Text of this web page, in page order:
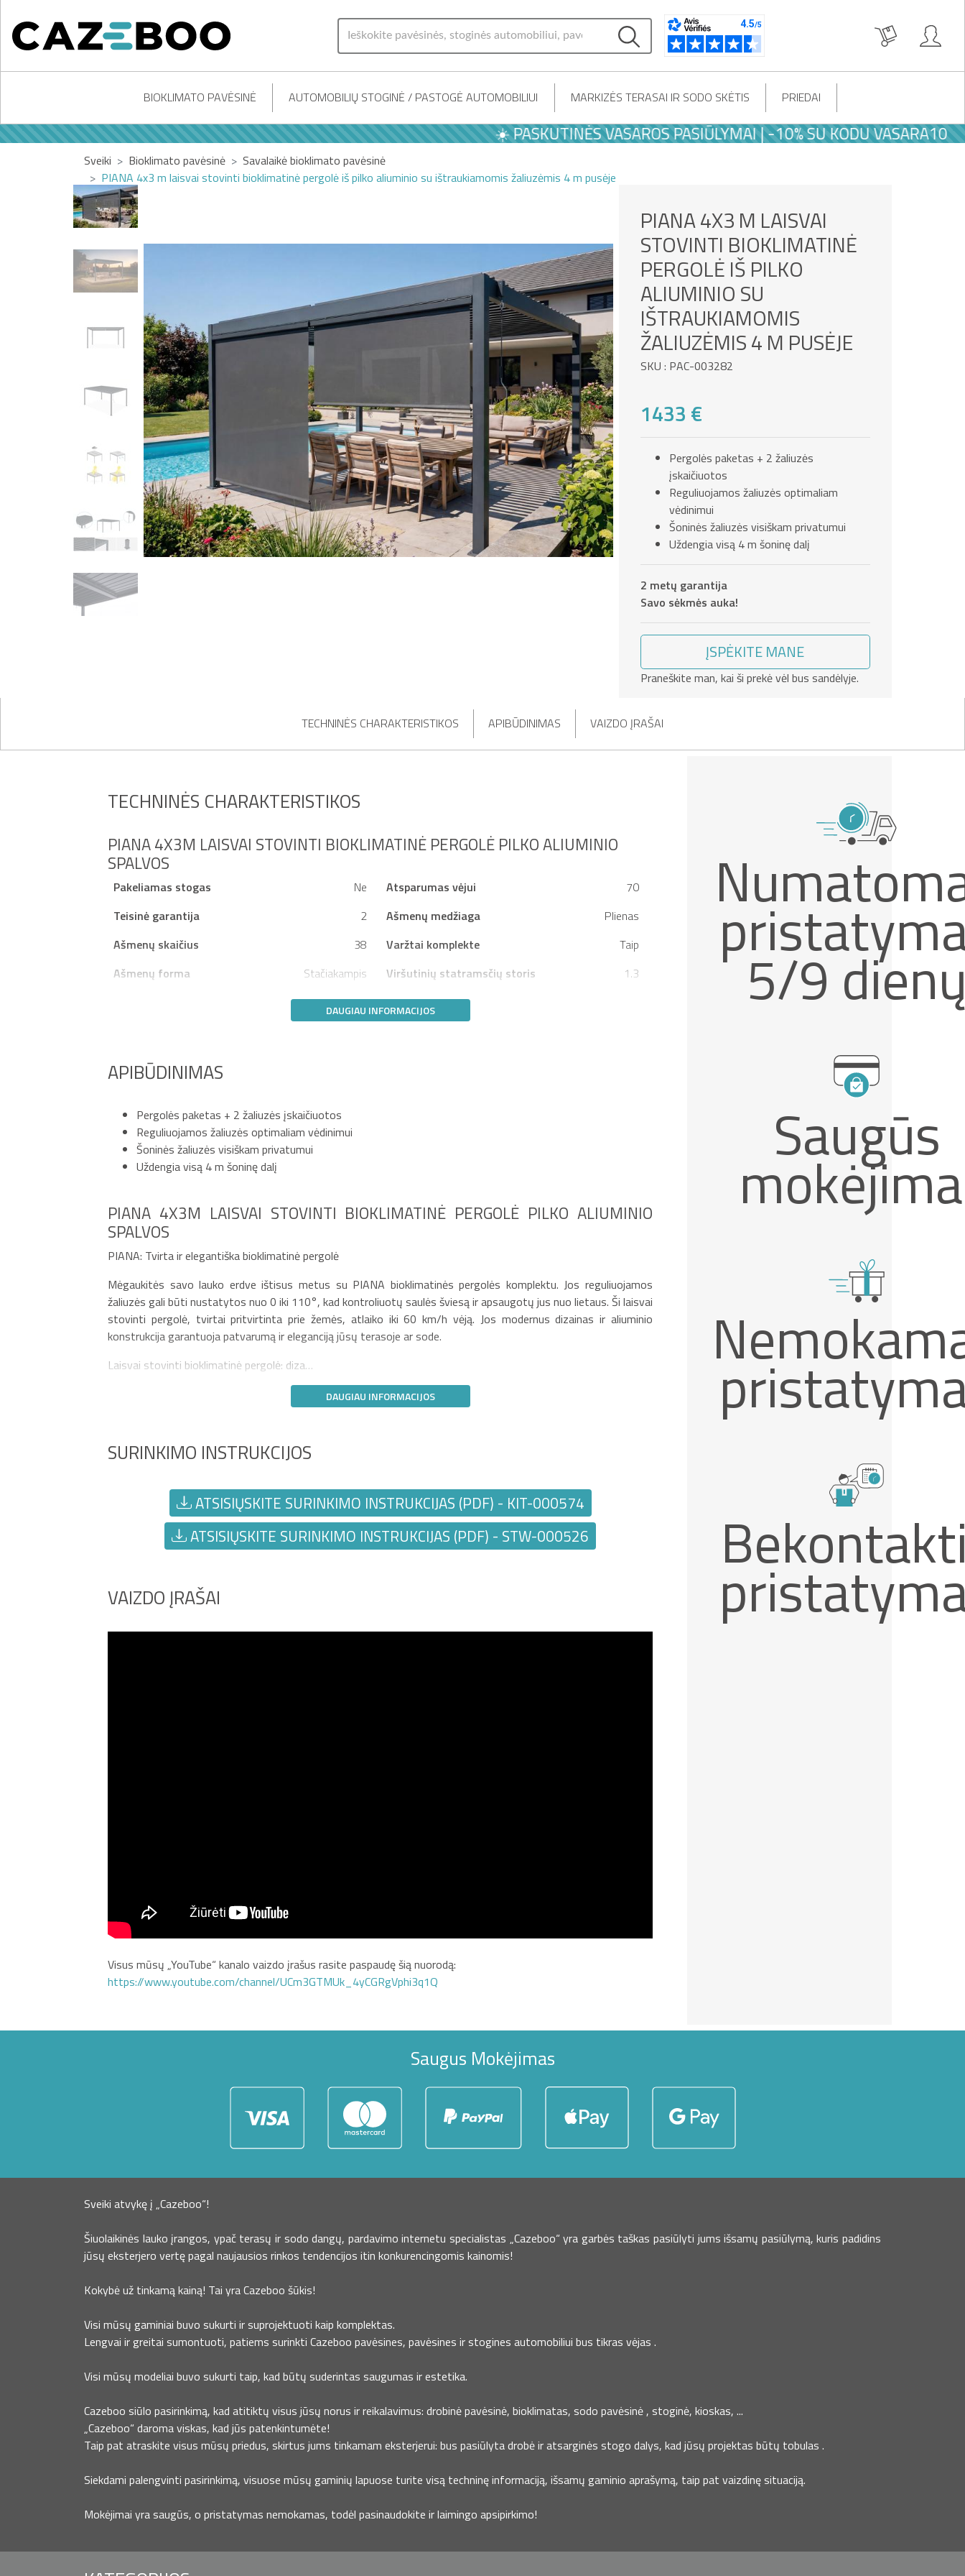
BIOKLIMATO PAVĖSINĖ AUTOMOBILIŲ STOGINĖ / PASTOGĖ AUTOMOBILIUI MARKIZĖS TERASAI IR SODO SKĖTIS PRIEDAI
☀️ PASKUTINĖS VASAROS PASIŪLYMAI | -10% SU KODU VASARA10
Sveiki Bioklimato pavėsinė
Savalaikė bioklimato pavėsinė
PIANA 4x3 m laisvai stovinti bioklimatinė pergolė iš pilko aliuminio su ištraukiamomis žaliuzėmis 4 m pusėje
PIANA 4X3 M LAISVAI
STOVINTI BIOKLIMATINĖ
PERGOLĖ IŠ PILKO
ALIUMINIO SU
IŠTRAUKIAMOMIS
ŽALIUZĖMIS 4 M PUSĖJE
SKU : PAC-003282
1433 €
Pergolės paketas + 2 žaliuzės
įskaičiuotos
Reguliuojamos žaliuzės optimaliam
vėdinimui
Šoninės žaliuzės visiškam privatumui
Uždengia visą 4 m šoninę dalį
2 metų garantija
Savo sėkmės auka!
ĮSPĖKITE MANE
Praneškite man, kai ši prekė vėl bus sandėlyje.
TECHNINĖS CHARAKTERISTIKOS APIBŪDINIMAS VAIZDO ĮRAŠAI
TECHNINĖS CHARAKTERISTIKOS
PIANA 4X3M LAISVAI STOVINTI BIOKLIMATINĖ PERGOLĖ PILKO ALIUMINIO
SPALVOS
Pakeliamas stogas Ne Atsparumas vėjui
70
Teisinė garantija
2 Ašmenų medžiaga
Plienas
Ašmenų skaičius
38 Varžtai komplekte
Taip
Ašmenų forma
Stačiakampis Viršutinių statramsčių storis 1.3
DAUGIAU INFORMACIJOS
APIBŪDINIMAS
Pergolės paketas + 2 žaliuzės įskaičiuotos
Reguliuojamos žaliuzės optimaliam vėdinimui
Šoninės žaliuzės visiškam privatumui
Uždengia visą 4 m šoninę dalį
PIANA 4X3M LAISVAI STOVINTI BIOKLIMATINĖ PERGOLĖ PILKO ALIUMINIO
SPALVOS
PIANA: Tvirta ir elegantiška bioklimatinė pergolė
Mėgaukitės savo lauko erdve ištisus metus su PIANA bioklimatinės pergolės komplektu. Jos reguliuojamos
žaliuzės gali būti nustatytos nuo 0 iki 110°, kad kontroliuotų saulės šviesą ir apsaugotų jus nuo lietaus. Ši laisvai
stovinti pergolė, tvirtai pritvirtinta prie žemės, atlaiko iki 60 km/h vėją. Jos modernus dizainas ir aliuminio
konstrukcija garantuoja patvarumą ir eleganciją jūsų terasoje ar sode.
Laisvai stovinti bioklimatinė pergolė: diza…
DAUGIAU INFORMACIJOS
SURINKIMO INSTRUKCIJOS
ATSISIŲSKITE SURINKIMO INSTRUKCIJAS (PDF) - KIT-000574
ATSISIŲSKITE SURINKIMO INSTRUKCIJAS (PDF) - STW-000526
VAIZDO ĮRAŠAI
Visus mūsų „YouTube“ kanalo vaizdo įrašus rasite paspaudę šią nuorodą:
https://www.youtube.com/channel/UCm3GTMUk_4yCGRgVphi3q1Q
5/9
Saugūs
Saugus Mokėjimas
Sveiki atvykę į „Cazeboo“!
Šiuolaikinės lauko įrangos, ypač terasų ir sodo dangų, pardavimo internetu specialistas „Cazeboo“ yra garbės taškas pasiūlyti jums išsamų pasiūlymą, kuris padidins
jūsų eksterjero vertę pagal naujausios rinkos tendencijos itin konkurencingomis kainomis!
Kokybė už tinkamą kainą! Tai yra Cazeboo šūkis!
Visi mūsų gaminiai buvo sukurti ir suprojektuoti kaip komplektas.
Lengvai ir greitai sumontuoti, patiems surinkti Cazeboo pavėsines, pavėsines ir stogines automobiliui bus tikras vėjas .
Visi mūsų modeliai buvo sukurti taip, kad būtų suderintas saugumas ir estetika.
Cazeboo siūlo pasirinkimą, kad atitiktų visus jūsų norus ir reikalavimus: drobinė pavėsinė, bioklimatas, sodo pavėsinė , stoginė, kioskas, ...
„Cazeboo“ daroma viskas, kad jūs patenkintumėte!
Taip pat atraskite visus mūsų priedus, skirtus jums tinkamam eksterjerui: bus pasiūlyta drobė ir atsarginės stogo dalys, kad jūsų projektas būtų tobulas .
Siekdami palengvinti pasirinkimą, visuose mūsų gaminių lapuose turite visą techninę informaciją, išsamų gaminio aprašymą, taip pat vaizdinę situaciją.
Mokėjimai yra saugūs, o pristatymas nemokamas, todėl pasinaudokite ir laimingo apsipirkimo!